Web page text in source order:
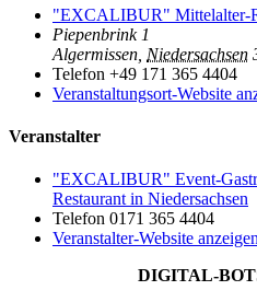
"EXCALIBUR" Mittelalter-
Piepenbrink 1
Algermissen Niedersachsen
Telefon +49 171 365 4404
Veranstaltungsort-Website
Veranstalter
"EXCALIBUR" Event-
Restaurant in Niedersachsen
Telefon 0171 365 4404
Veranstalter-Website anzeigen
DIGITAL-